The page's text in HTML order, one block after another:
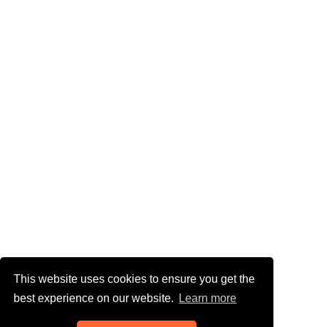
This website uses cookies to ensure you get the
best experience on our website.
Learn more